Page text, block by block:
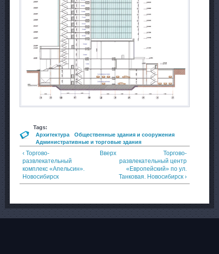
Tags:
Архитектура
Общественные здания и сооружения
Административные и торговые здания
‹ Торгово-
развлекательный
комплекс «Апельсин».
Новосибирск
Вверх
Торгово-
развлекательный центр
«Европейский» по ул.
Танковая. Новосибирск ›